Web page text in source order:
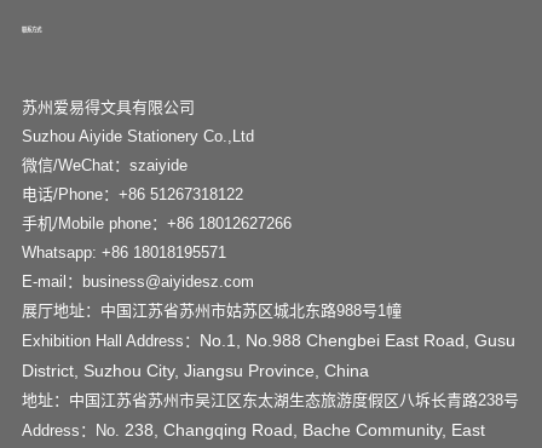
联系方式
苏州爱易得文具有限公司
Suzhou Aiyide Stationery Co.,Ltd
微信/WeChat：szaiyide
电话/Phone：+86 51267318122
手机/Mobile phone：+86 18012627266
Whatsapp: +86 18018195571
E-mail：business@aiyidesz.com
展厅地址：中国江苏省苏州市姑苏区城北东路988号1幢
Exhibition Hall Address： No.1, No.988 Chengbei East Road, Gusu
District, Suzhou City, Jiangsu Province, China
地址：中国江苏省苏州市吴江区东太湖生态旅游度假区八坼长青路238号
Address：No. 238, Changqing Road, Bache Community, East